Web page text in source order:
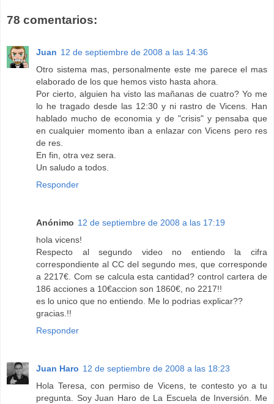
78 comentarios:
Juan 12 de septiembre de 2008 a las 14:36
Otro sistema mas, personalmente este me parece el mas
elaborado de los que hemos visto hasta ahora.
Por cierto, alguien ha visto las mañanas de cuatro? Yo me
lo he tragado desde las 12:30 y ni rastro de Vicens. Han
hablado mucho de economia y de "crisis" y pensaba que
en cualquier momento iban a enlazar con Vicens pero res
de res.
En fin, otra vez sera.
Un saludo a todos.
Responder
Anónimo 12 de septiembre de 2008 a las 17:19
hola vicens!
Respecto al segundo video no entiendo la cifra
correspondiente al CC del segundo mes, que corresponde
a 2217€. Com se calcula esta cantidad? control cartera de
186 acciones a 10€accion son 1860€, no 2217!!
es lo unico que no entiendo. Me lo podrias explicar??
gracias.!!
Responder
Juan Haro 12 de septiembre de 2008 a las 18:23
Hola Teresa, con permiso de Vicens, te contesto yo a tu
pregunta. Soy Juan Haro de La Escuela de Inversión. Me